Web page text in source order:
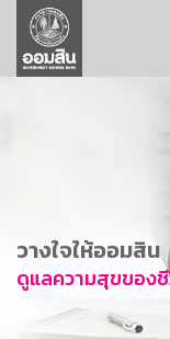
ลูกค้าธุรกิจ
ลูกค้าผู้ประกอบ
การพัฒนาที่ยั่
ข่าวสาร
บริการทางกา
วางใจให้ออมสิน
ดูแลความสุขของ